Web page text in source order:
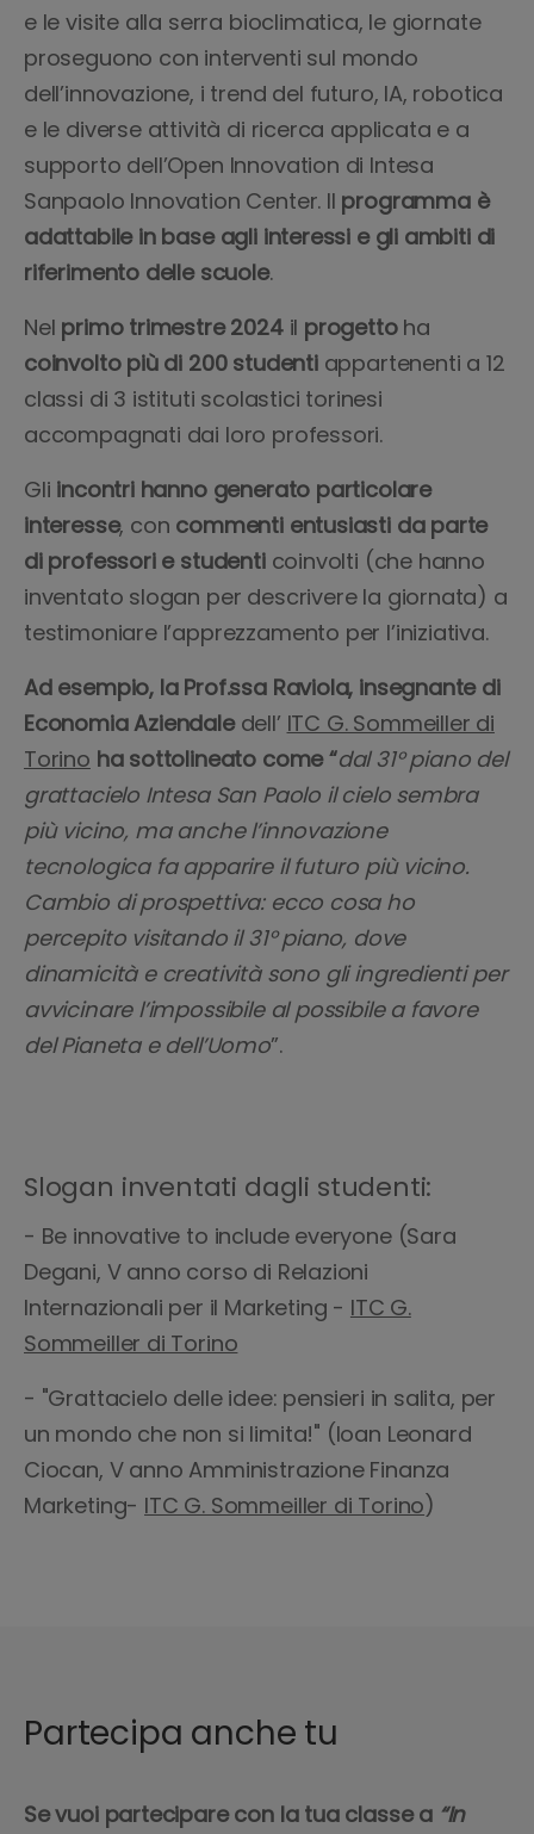
e le visite alla serra bioclimatica, le giornate
proseguono con interventi sul mondo
dell’innovazione, i trend del futuro, IA, robotica
e le diverse attività di ricerca applicata e a
supporto dell’Open Innovation di Intesa
Sanpaolo Innovation Center. Il programma è
adattabile in base agli interessi e gli ambiti di
riferimento delle scuole.
Nel primo trimestre 2024il progettoha
coinvolto più di 200 studentiappartenenti a 12
classi di 3 istituti scolastici torinesi
accompagnati dai loro professori.
Gli incontri hanno generato particolare
interesse, con commenti entusiasti da parte
di professori e studenticoinvolti (che hanno
inventato slogan per descrivere la giornata) a
testimoniare l’apprezzamento per l’iniziativa.
Ad esempio, la Prof.ssa Raviola, insegnante di
Economia Aziendale dell’ ITC G. Sommeiller di
Torino ha sottolineato come “dal 31° piano del
grattacielo Intesa San Paolo il cielo sembra
più vicino, ma anche l’innovazione
tecnologica fa apparire il futuro più vicino.
Cambio di prospettiva: ecco cosa ho
percepito visitando il 31° piano, dove
dinamicità e creatività sono gli ingredienti per
avvicinare l’impossibile al possibile a favore
del Pianeta e dell’Uomo”.
Slogan inventati dagli studenti:
- Be innovative to include everyone (Sara
Degani, V anno corso di Relazioni
Internazionali per il Marketing - ITC G.
Sommeiller di Torino
- "Grattacielo delle idee: pensieri in salita, per
un mondo che non si limita!" (Ioan Leonard
Ciocan, V anno Amministrazione Finanza
Marketing- ITC G. Sommeiller di Torino)
Partecipa anche tu
Se vuoi partecipare con la tua classe a “In